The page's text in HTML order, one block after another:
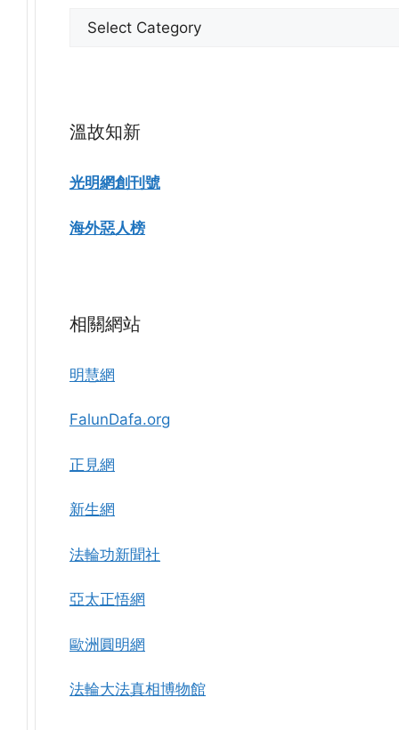
溫故知新
光明網創刊號
海外惡人榜
相關網站
明慧網
FalunDafa.org
正見網
新生網
法輪功新聞社
亞太正悟網
歐洲圓明網
法輪大法真相博物館